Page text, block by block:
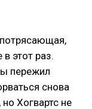
этот раз.
пережил
снова
Хогвартс не